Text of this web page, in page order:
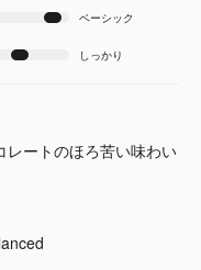
ベーシック
しっかり
レートのほろ苦い味わい